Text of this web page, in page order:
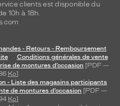
clients est disponible du
10h à 18h.
- Retours - Remboursement
Conditions générales de vente
de montures d’occasion [PDF —
Ko]
- Liste des magasins participants
de montures d’occasion [PDF —
Ko]